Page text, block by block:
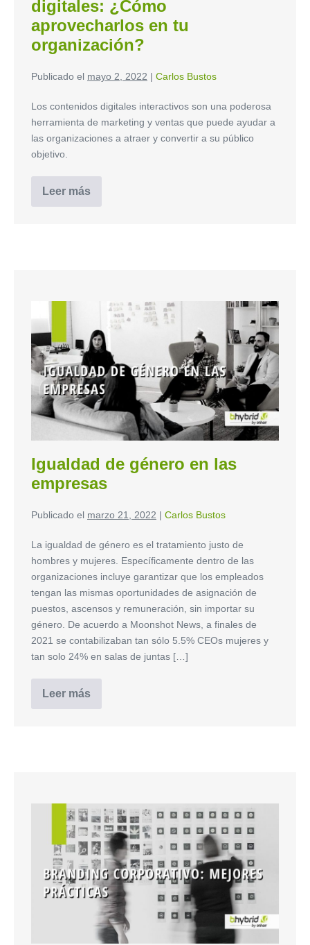
digitales: ¿Cómo
aprovecharlos en tu
organización?
Publicado el mayo 2, 2022 | Carlos Bustos
Los contenidos digitales interactivos son una poderosa
herramienta de marketing y ventas que puede ayudar a
las organizaciones a atraer y convertir a su público
objetivo.
Leer más
Igualdad de género en las
empresas
Publicado el marzo 21, 2022 | Carlos Bustos
La igualdad de género es el tratamiento justo de
hombres y mujeres. Específicamente dentro de las
organizaciones incluye garantizar que los empleados
tengan las mismas oportunidades de asignación de
puestos, ascensos y remuneración, sin importar su
género. De acuerdo a Moonshot News, a finales de
2021 se contabilizaban tan sólo 5.5% CEOs mujeres y
tan solo 24% en salas de juntas […]
Leer más